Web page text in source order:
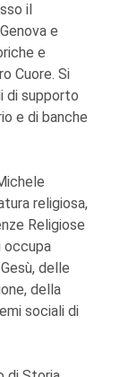
il
e
e
Cuore. Si
di supporto
e di banche
religiosa,
Religiose
occupa
delle
della
sociali di